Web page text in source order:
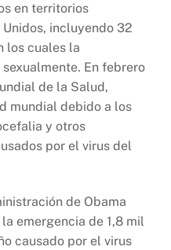
en territorios
incluyendo 32
los cuales la
En febrero
de la Salud,
mundial debido a los
y otros
por el virus del
de Obama
emergencia de 1,8 mil
causado por el virus